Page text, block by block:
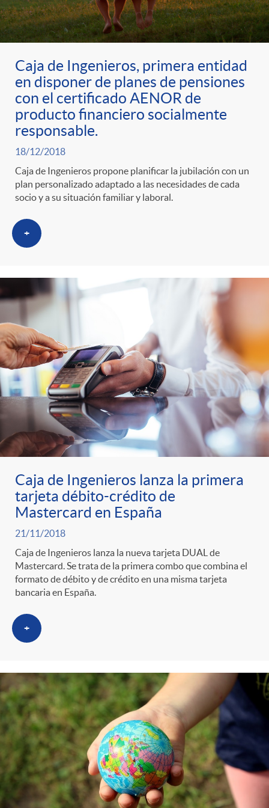
r
a
S
a
l
a
e
p
r
e
n
s
a
n
p
o
r
c
a
t
e
g
o
r
í
a
s
e
n
i
d
o
A
n
c
l
a
F
i
l
t
r
o
a
t
e
l
i
c
a
d
o
r
d
e
c
o
n
t
e
n
i
d
s
Caja de Ingenieros, primera entidad
en disponer de planes de pensiones
con el certificado AENOR de
producto financiero socialmente
responsable.
18/12/2018
Caja de Ingenieros propone planificar la jubilación con un
plan personalizado adaptado a las necesidades de cada
socio y a su situación familiar y laboral.
+
Caja de Ingenieros lanza la primera
tarjeta débito-crédito de
Mastercard en España
21/11/2018
Caja de Ingenieros lanza la nueva tarjeta DUAL de
Mastercard. Se trata de la primera combo que combina el
formato de débito y de crédito en una misma tarjeta
bancaria en España.
+